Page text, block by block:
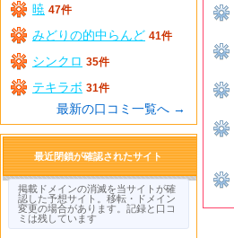
暁 47件
みどりの的中らんど 41件
シンクロ 35件
テキラボ 31件
最新の口コミ一覧へ →
最近閉鎖が確認されたサイト
掲載ドメインの消滅を当サイトが確
認した予想サイト。移転・ドメイン
変更の場合があります。記録と口コ
ミは残しています